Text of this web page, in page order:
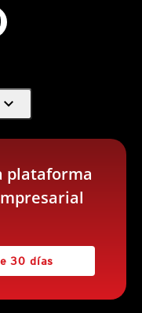
expand_more
plataforma
30 días